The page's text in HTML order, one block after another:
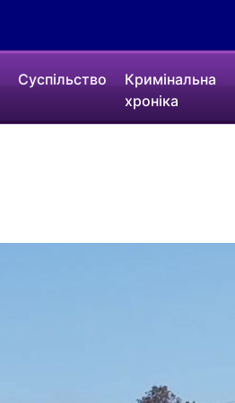
Суспільство
Кримінальна
хроніка